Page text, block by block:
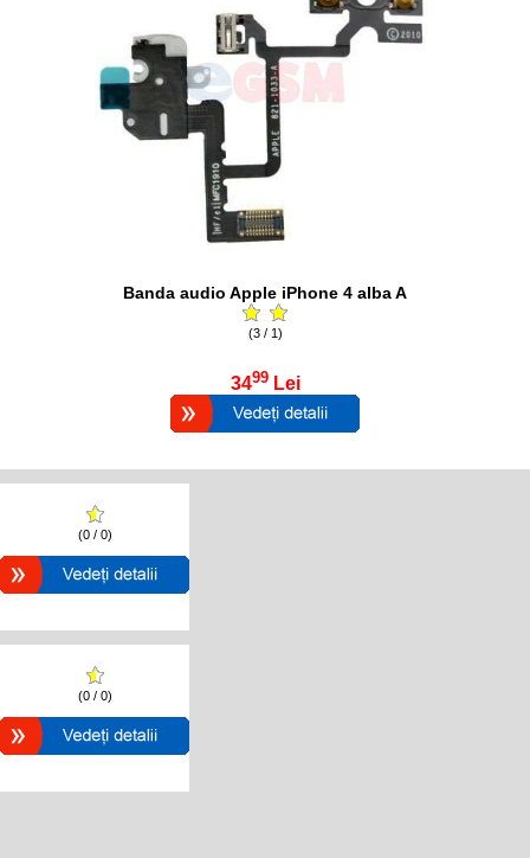
Banda audio Apple iPhone 4 alba A
(3 / 1)
3499 Lei
(0 / 0)
(0 / 0)